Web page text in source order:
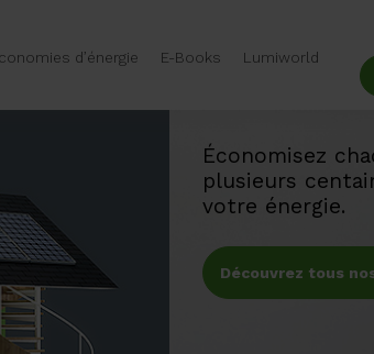
d’énergie E-Books Lumiworld
Économisez
plusieurs
votre énergie.
Découvrez tous